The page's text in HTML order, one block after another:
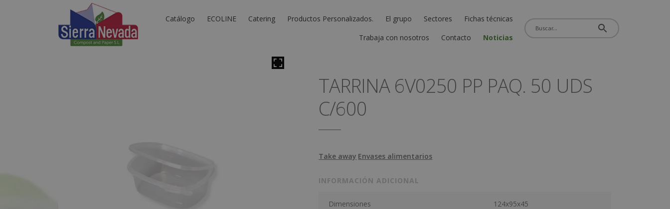
Catálogo ECOLINE Catering Productos Personalizados. El grupo Sectores
Fichas técnicas
Trabaja con nosotros
Contacto Noticias
TARRINA 6V0250 PP PAQ. 50 UDS
C/600
Take away Envases alimentarios
INFORMACIÓN ADICIONAL
Dimensiones 124x95x45